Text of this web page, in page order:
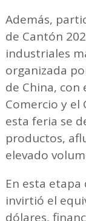
Además,
de Cantón
industriales
organizada
de China,
Comercio y el
esta feria se
productos,
elevado
En esta etapa
invirtió el
dólares,